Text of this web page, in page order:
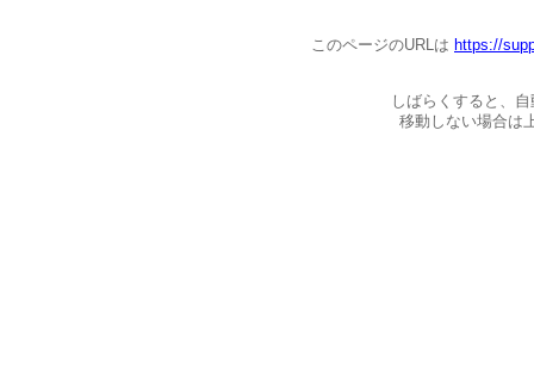
このページのURLは https://
しばらくすると、
移動しない場合は